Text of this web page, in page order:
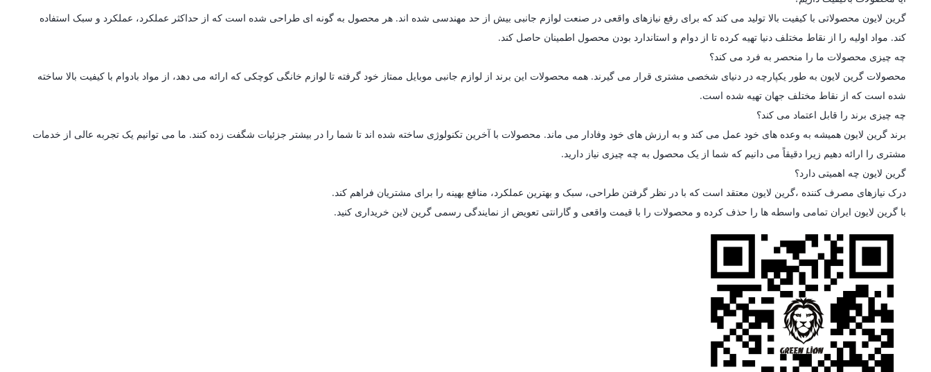
گرین لایون محصولاتی با کیفیت بالا تولید می کند که برای رفع نیازهای واقعی در صنعت لوازم جانبی بیش از حد مهندسی شده اند. هر محصول به گونه ای طراحی شده است که از حداکثر عملکرد، عملکرد و سبک استفاده
کند. مواد اولیه را از نقاط مختلف دنیا تهیه کرده تا از دوام و استاندارد بودن محصول اطمینان حاصل کند.
چه چیزی محصولات ما را منحصر به فرد می کند؟
محصولات گرین لایون به طور یکپارچه در دنیای شخصی مشتری قرار می گیرند. همه محصولات این برند از لوازم جانبی موبایل ممتاز خود گرفته تا لوازم خانگی کوچکی که ارائه می دهد، از مواد بادوام با کیفیت بالا ساخته
شده است که از نقاط مختلف جهان تهیه شده است.
چه چیزی برند را قابل اعتماد می کند؟
برند گرین لایون همیشه به وعده های خود عمل می کند و به ارزش های خود وفادار می ماند. محصولات با آخرین تکنولوژی ساخته شده اند تا شما را در بیشتر جزئیات شگفت زده کنند. ما می توانیم یک تجربه عالی از خدمات
مشتری را ارائه دهیم زیرا دقیقاً می دانیم که شما از یک محصول به چه چیزی نیاز دارید.
گرین لایون چه اهمیتی دارد؟
درک نیازهای مصرف کننده ،گرین لایون معتقد است که با در نظر گرفتن طراحی، سبک و بهترین عملکرد، منافع بهینه را برای مشتریان فراهم کند.
با گرین لایون ایران تمامی واسطه ها را حذف کرده و محصولات را با قیمت واقعی و گارانتی تعویض از نمایندگی رسمی گرین لاین خریداری کنید.